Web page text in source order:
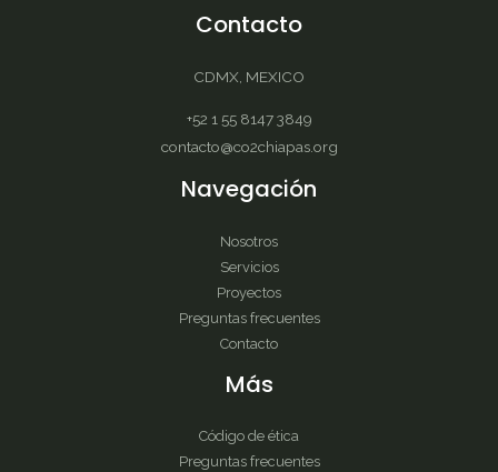
Contacto
CDMX, MEXICO
+52 1 55 8147 3849
contacto@co2chiapas.org
Navegación
Nosotros
Servicios
Proyectos
Preguntas frecuentes
Contacto
Más
Código de ética
Preguntas frecuentes